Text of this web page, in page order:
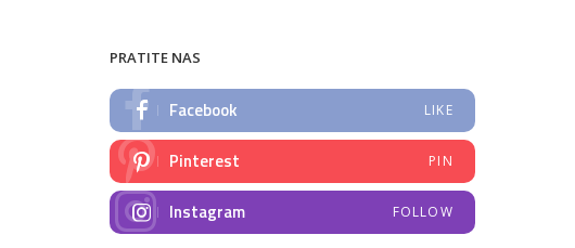
PRATITE NAS
Facebook LIKE
Pinterest PIN
Instagram FOLLOW